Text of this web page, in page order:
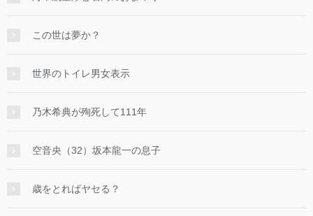
この世は夢か？
世界のトイレ男女表示
乃木希典が殉死して111年
空音央（32）坂本龍一の息子
歳をとればヤセる？